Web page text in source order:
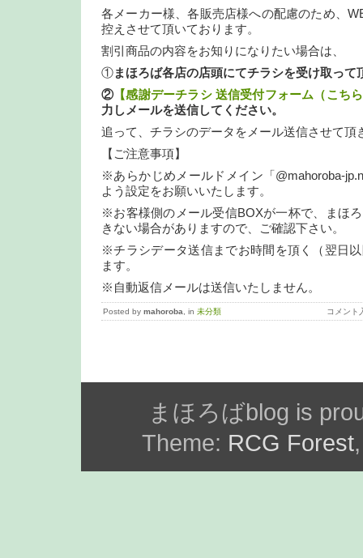
各メーカー様、各販売店様への配慮のため、
控えさせて頂いております。
割引商品の内容をお知りになりたい場合は、
①まほろば各店の店頭にてチラシを受け取って
② 【感謝デーチラシ 送信受付フォーム（こち
力しメールを送信してください。
追って、チラシのデータをメール送信させて頂
【ご注意事項】
※あらかじめメールドメイン「@mahoroba-
よう設定をお願いいたします。
※お客様側のメール受信BOXが一杯で、まほ
きない場合がありますので、ご確認下さい。
※チラシデータ送信までお時間を頂く（翌日
ます。
※自動返信メールは送信いたしません。
Posted by mahoroba , in 未分類 コメント
まほろばblog is
Theme: RCG Forest